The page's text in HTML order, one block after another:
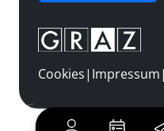
Cookies| Impressum|